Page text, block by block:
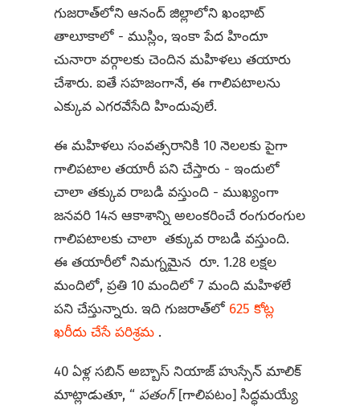
గుజరాత్‌లోని ఆనంద్ జిల్లాలోని ఖంభాట్
తాలూకాలో - ముస్లిం, ఇంకా పేద హిందూ
చునారా వర్గాలకు చెందిన మహిళలు తయారు
చేశారు. ఐతే సహజంగానే, ఈ గాలిపటాలను
ఎక్కువ ఎగరవేసేది హిందువులే.
ఈ మహిళలు సంవత్సరానికి 10 నెలలకు పైగా
గాలిపటాల తయారీ పని చేస్తారు - ఇందులో
చాలా తక్కువ రాబడి వస్తుంది - ముఖ్యంగా
జనవరి 14న ఆకాశాన్ని అలంకరించే రంగురంగుల
గాలిపటాలకు చాలా తక్కువ రాబడి వస్తుంది.
ఈ తయారీలో నిమగ్నమైన రూ. 1.28 లక్షల
మందిలో, ప్రతి 10 మందిలో 7 మంది మహిళలే
పని చేస్తున్నారు. ఇది గుజరాత్‌లో 625 కోట్ల
ఖరీదు చేసే పరిశ్రమ .
40 ఏళ్ల సబిన్ అబ్బాస్ నియాజ్ హుస్సేన్ మాలిక్
మాట్లాడుతూ, “ పతంగ్ [గాలిపటం] సిద్ధమయ్యే